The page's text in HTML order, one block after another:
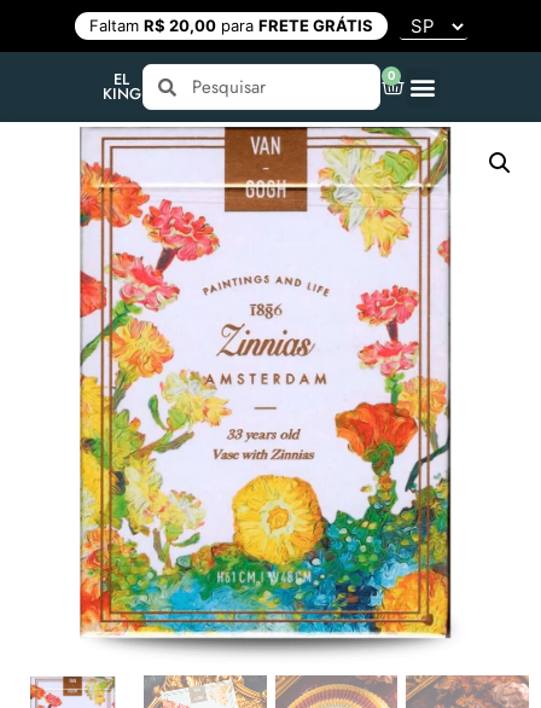
Faltam R$ 20,00para FRETE GRÁTIS
EL
KING
0